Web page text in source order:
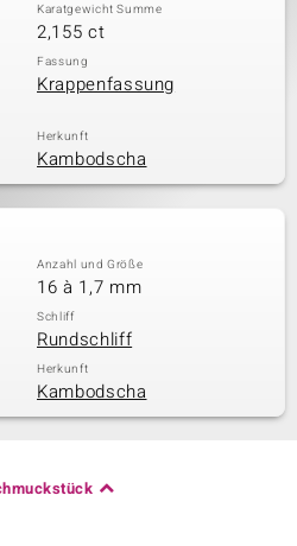
Karatgewicht Summe
2,155 ct
Fassung
Krappenfassung
Herkunft
Kambodscha
Anzahl und Größe
16 à 1,7 mm
Schliff
Rundschliff
Herkunft
Kambodscha